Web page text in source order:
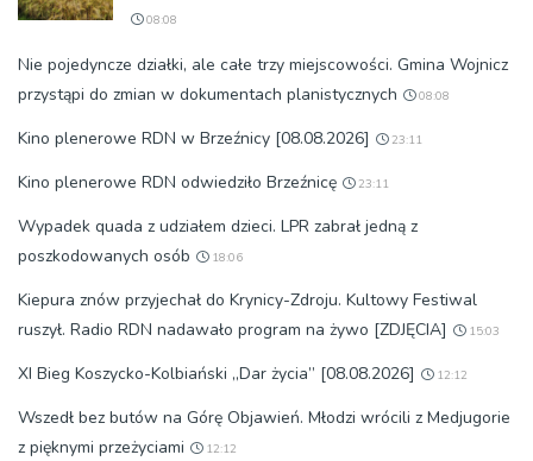
08:08
Nie pojedyncze działki, ale całe trzy miejscowości. Gmina Wojnicz
przystąpi do zmian w dokumentach planistycznych
08:08
Kino plenerowe RDN w Brzeźnicy [08.08.2026] 23:11
Kino plenerowe RDN odwiedziło Brzeźnicę 23:11
Wypadek quada z udziałem dzieci. LPR zabrał jedną z
poszkodowanych osób
18:06
Kiepura znów przyjechał do Krynicy-Zdroju. Kultowy Festiwal
ruszył. Radio RDN nadawało program na żywo [ZDJĘCIA]
15:03
XI Bieg Koszycko-Kolbiański „Dar życia” [08.08.2026] 12:12
Wszedł bez butów na Górę Objawień. Młodzi wrócili z Medjugorie
z pięknymi przeżyciami
12:12